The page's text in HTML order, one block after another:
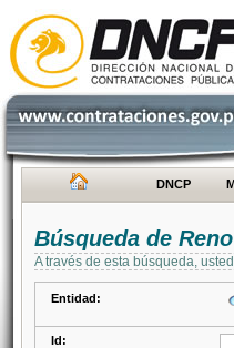
DNCP
Búsqueda de
A través de esta búsqueda,
Entidad:
Id: